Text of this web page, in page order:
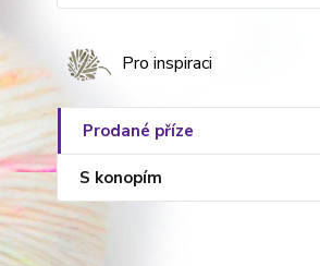
Pro inspiraci
Prodané příze
S konopím